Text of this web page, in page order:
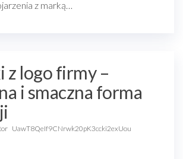
z marką…
z logo firmy –
i smaczna forma
UawT8QeIf9CNrwk20pK3ccki2exUou